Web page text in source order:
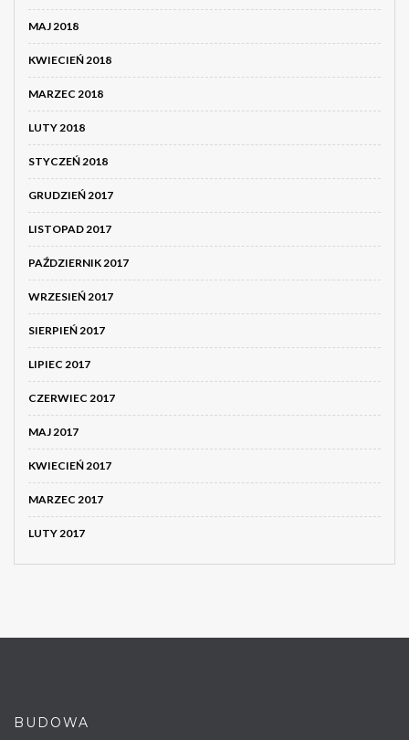
MAJ 2018
KWIECIEŃ 2018
MARZEC 2018
LUTY 2018
STYCZEŃ 2018
GRUDZIEŃ 2017
LISTOPAD 2017
PAŹDZIERNIK 2017
WRZESIEŃ 2017
SIERPIEŃ 2017
LIPIEC 2017
CZERWIEC 2017
MAJ 2017
KWIECIEŃ 2017
MARZEC 2017
LUTY 2017
BUDOWA